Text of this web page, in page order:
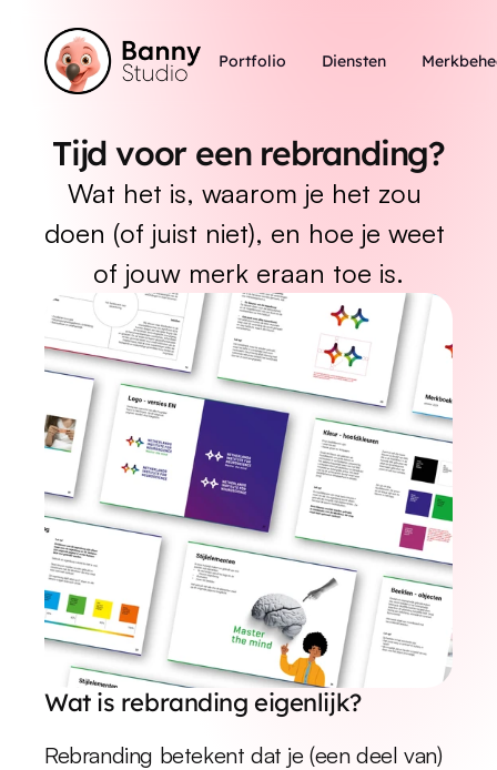
Portfolio Diensten
Tijd voor een rebranding?
Wat het is, waarom je het zou
doen (of juist niet), en hoe je weet
of jouw merk eraan toe is.
Wat is rebranding eigenlijk?
Rebranding betekent dat je (een deel van)